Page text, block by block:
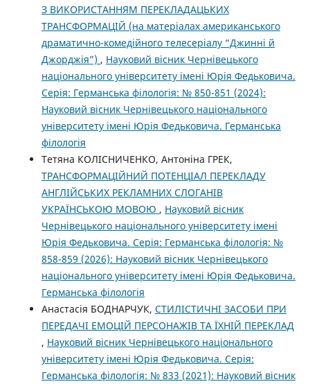
З ВИКОРИСТАННЯМ ПЕРЕКЛАДАЦЬКИХ
ТРАНСФОРМАЦІЙ (на матеріалах американського
драматично-комедійного телесеріалу “Джинні й
Джорджія”) , Науковий вісник Чернівецького
національного університету імені Юрія Федьковича.
Серія: Германська філологія: № 850-851 (2024):
Науковий вісник Чернівецького національного
університету імені Юрія Федьковича. Германська
філологія
Тетяна КОЛІСНИЧЕНКО, Антоніна ГРЕК,
ТРАНСФОРМАЦІЙНИЙ ПОТЕНЦІАЛ ПЕРЕКЛАДУ
АНГЛІЙСЬКИХ РЕКЛАМНИХ СЛОГАНІВ
УКРАЇНСЬКОЮ МОВОЮ , Науковий вісник
Чернівецького національного університету імені
Юрія Федьковича. Серія: Германська філологія: №
858-859 (2026): Науковий вісник Чернівецького
національного університету імені Юрія Федьковича.
Германська філологія
Анастасія БОДНАРЧУК, СТИЛІСТИЧНІ ЗАСОБИ ПРИ
ПЕРЕДАЧІ ЕМОЦІЙ ПЕРСОНАЖІВ ТА ЇХНІЙ ПЕРЕКЛАД
, Науковий вісник Чернівецького національного
університету імені Юрія Федьковича. Серія:
Германська філологія: № 833 (2021): Науковий вісник